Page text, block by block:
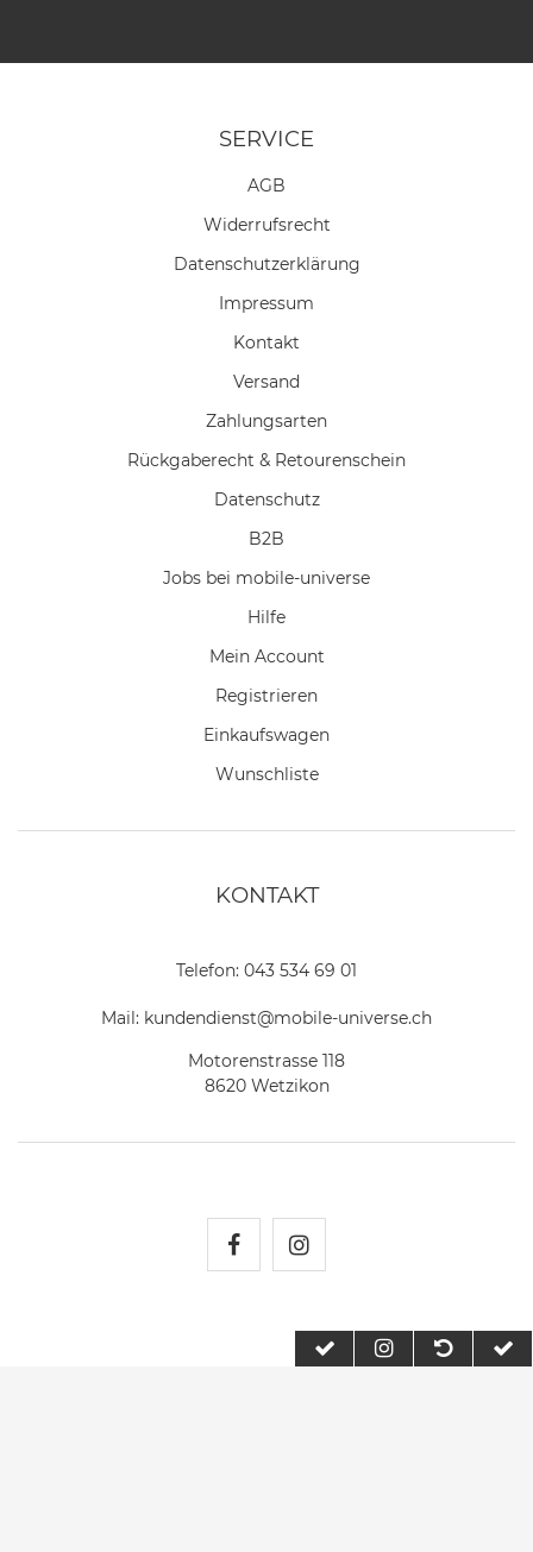
SERVICE
AGB
Widerrufs­recht
Daten­schutz­erklärung
Impressum
Kontakt
Versand
Zahlungsarten
Rückgaberecht & Retourenschein
Datenschutz
B2B
Jobs bei mobile-universe
Hilfe
Mein Account
Registrieren
Einkaufswagen
Wunschliste
KONTAKT
Telefon: 043 534 69 01
Mail: kundendienst@mobile-universe.ch
Motorenstrasse 118
8620 Wetzikon